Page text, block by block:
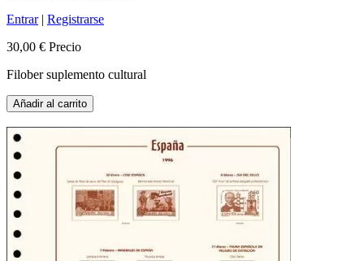
Entrar| Registrarse
30,00 € Precio
Filober suplemento cultural
Añadir al carrito